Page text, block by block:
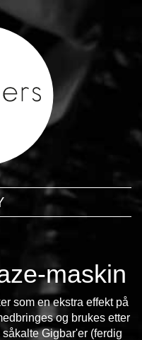
maskin
som en ekstra effekt på
og brukes etter
Gigbar'er (ferdig